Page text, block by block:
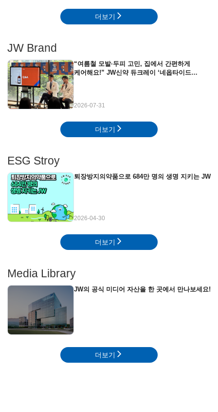
더보기
JW Brand
“여름철 모발·두피 고민, 집에서 간편하게
케어해요!” JW신약 듀크레이 ‘네옵타이드
2026-07-31
더보기
ESG Stroy
퇴장방지의약품으로 684만 명의 생명 지키는 JW
2026-04-30
더보기
Media Library
JW의 공식 미디어 자산을 한 곳에서 만나보세요!
더보기